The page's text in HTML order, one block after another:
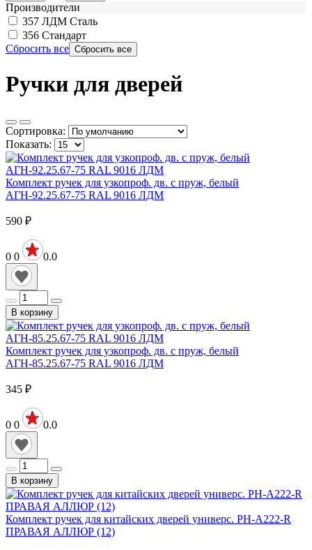
Производители
357 ЛДМ Сталь
356 Стандарт
Сбросить все
Ручки для дверей
Сортировка:
Показать:
Комплект ручек для узкопроф. дв. с пруж, белый
АГН-92.25.67-75 RAL 9016 ЛДМ
590 ₽
0 0 0.0
В корзину
Комплект ручек для узкопроф. дв. с пруж, белый
АГН-85.25.67-75 RAL 9016 ЛДМ
345 ₽
0 0 0.0
В корзину
Комплект ручек для китайских дверей универс. PH-A222-R
ПРАВАЯ АЛЛЮР (12)